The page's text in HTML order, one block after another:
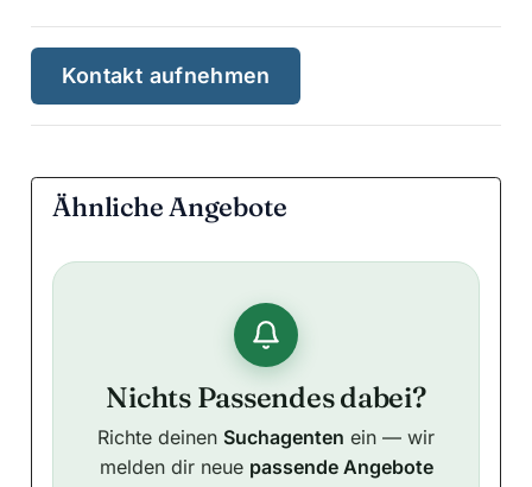
Kontakt aufnehmen
Ähnliche Angebote
Nichts Passendes dabei?
Richte deinen Suchagenten ein — wir
melden dir neue passende Angebote